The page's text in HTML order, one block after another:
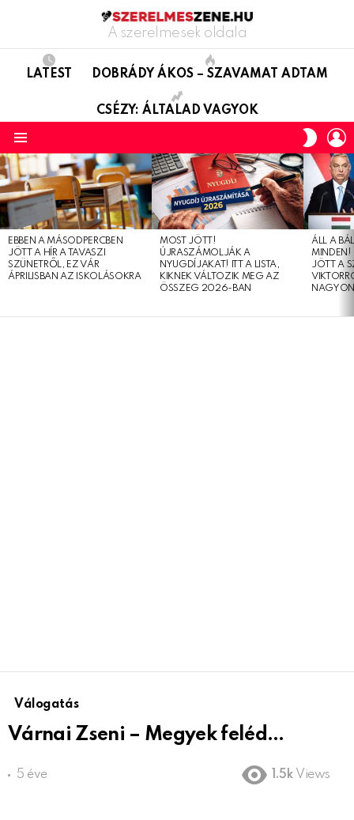
A szerelmesek oldala
LATEST DOBRÁDY ÁKOS – SZAVAMAT ADTAM
CSÉZY: ÁLTALAD VAGYOK
SKIN
LATEST
STORIES
EBBEN A MÁSODPERCBEN
JÖTT A HÍR A TAVASZI
SZÜNETRŐL, EZ VÁR
ÁPRILISBAN AZ ISKOLÁSOKRA
MOST JÖTT!
ÚJRASZÁMOLJÁK A
NYUGDÍJAKAT! ITT A LISTA,
KIKNEK VÁLTOZIK MEG AZ
ÖSSZEG 2026-BAN
ÁLL A
MINDEN!
JÖTT A
Válogatás
Várnai Zseni – Megyek feléd…
5 éve 1.5k Views